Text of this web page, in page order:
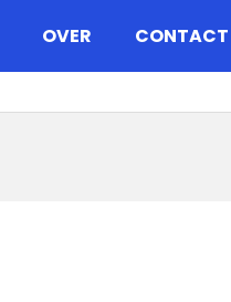
OVER CONTACT